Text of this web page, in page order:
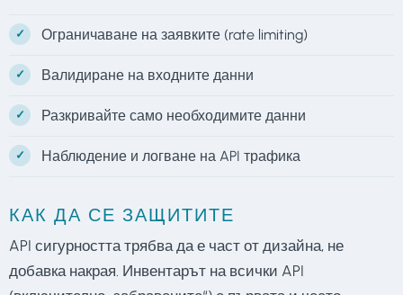
Ограничаване на заявките (rate limiting)
Валидиране на входните данни
Разкривайте само необходимите данни
Наблюдение и логване на API трафика
КАК ДА СЕ ЗАЩИТИТЕ
API сигурността трябва да е част от дизайна, не
добавка накрая. Инвентарът на всички API